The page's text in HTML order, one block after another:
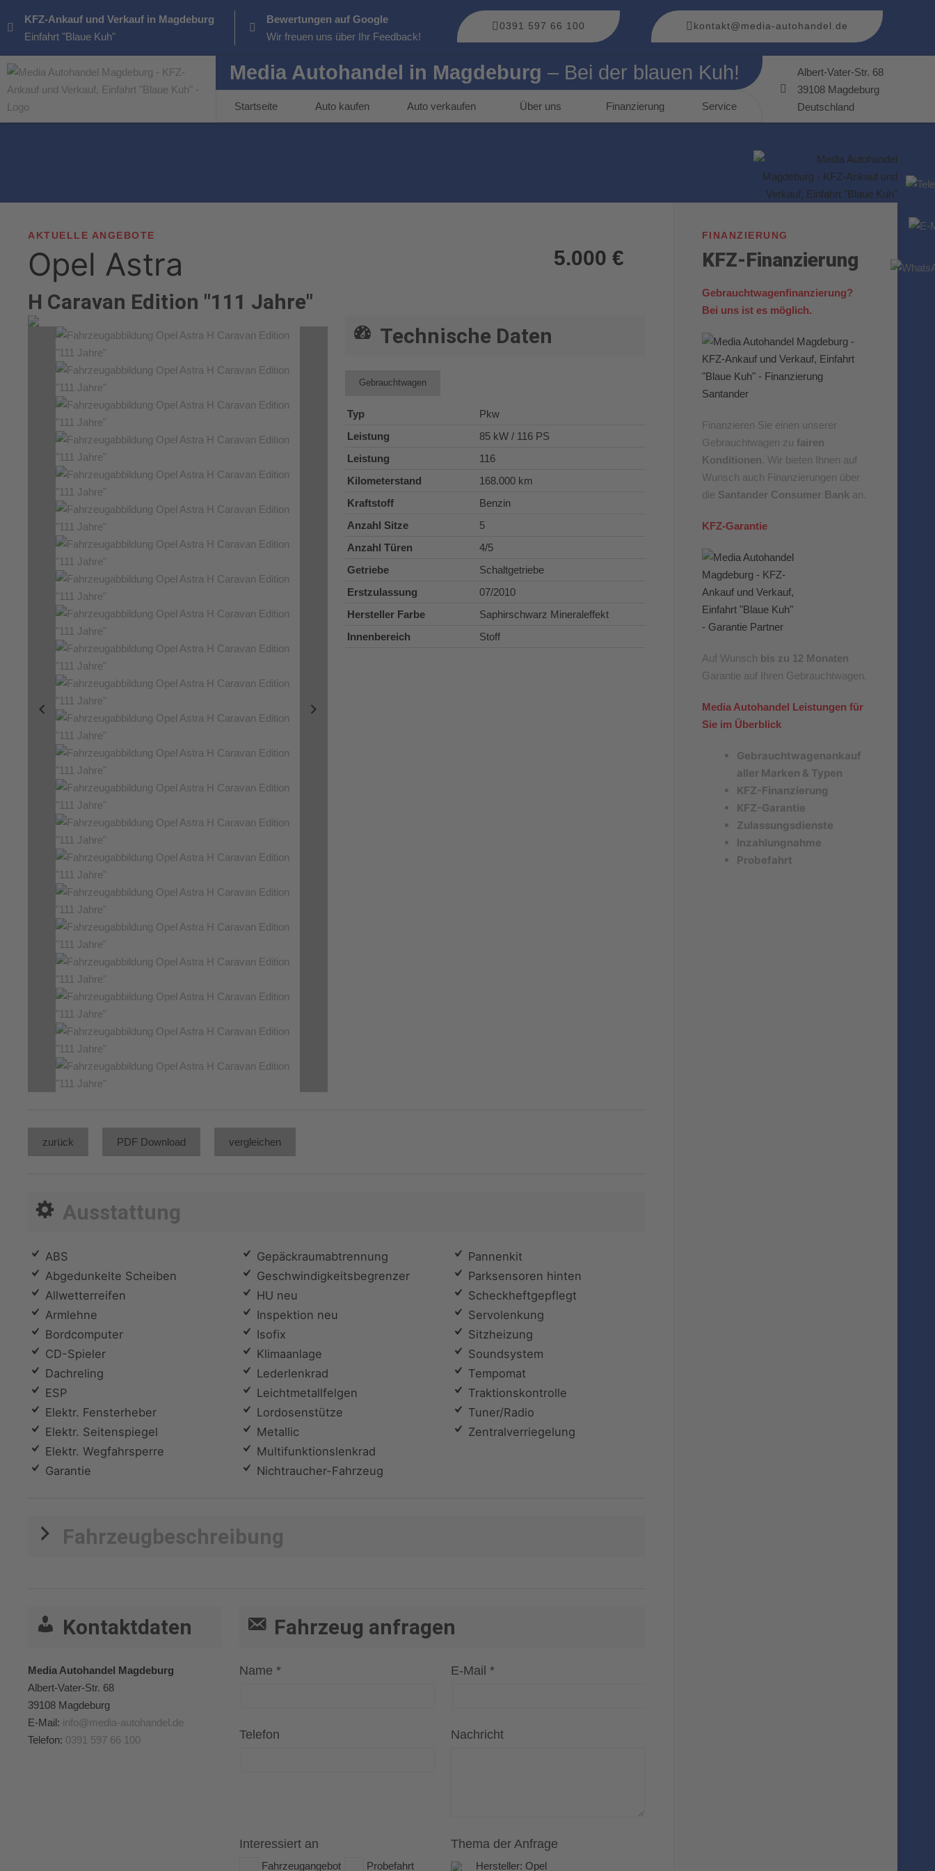
KFZ-Ankauf und Verkauf in Magdeburg
Einfahrt "Blaue Kuh"
Bewertungen auf Google
Wir freuen uns über Ihr Feedback!
0391 597 66 100 kontakt@media-autohandel.de
Media Autohandel in Magdeburg – Bei der blauen Kuh!
Startseite Auto kaufen Auto verkaufen Über uns Finanzierung Service
Albert-Vater-Str. 68
39108 Magdeburg
Deutschland
AKTUELLE ANGEBOTE
Opel Astra
H Caravan Edition "111 Jahre"
5.000 €
Technische Daten
Gebrauchtwagen
Typ
Pkw
Leistung
85 kW / 116 PS
Leistung
116
Kilometerstand
168.000 km
Kraftstoff
Benzin
Anzahl Sitze
5
Anzahl Türen
4/5
Getriebe
Schaltgetriebe
Erstzulassung
07/2010
Hersteller Farbe
Saphirschwarz Mineraleffekt
Innenbereich
Stoff
zurück PDF Download vergleichen
Ausstattung
ABS
Abgedunkelte Scheiben
Allwetterreifen
Armlehne
Bordcomputer
CD-Spieler
Dachreling
ESP
Elektr. Fensterheber
Elektr. Seitenspiegel
Elektr. Wegfahrsperre
Garantie
Gepäckraumabtrennung
Geschwindigkeitsbegrenzer
HU neu
Inspektion neu
Isofix
Klimaanlage
Lederlenkrad
Leichtmetallfelgen
Lordosenstütze
Metallic
Multifunktionslenkrad
Nichtraucher-Fahrzeug
Pannenkit
Parksensoren hinten
Scheckheftgepflegt
Servolenkung
Sitzheizung
Soundsystem
Tempomat
Traktionskontrolle
Tuner/Radio
Zentralverriegelung
Fahrzeugbeschreibung
Kontaktdaten
Media Autohandel Magdeburg
Albert-Vater-Str. 68
39108 Magdeburg
E-Mail: info@media-autohandel.de
Telefon: 0391 597 66 100
Fahrzeug anfragen
Name * E-Mail *
Telefon Nachricht
Interessiert an
Fahrzeugangebot Probefahrt
Thema der Anfrage
Hersteller: Opel
FINANZIERUNG
KFZ-Finanzierung
Gebrauchtwagenfinanzierung?
Bei uns ist es möglich.
Finanzieren Sie einen unserer
Gebrauchtwagen zu fairen
Konditionen . Wir bieten Ihnen auf
Wunsch auch Finanzierungen über
die Santander Consumer Bank an.
KFZ-Garantie
Auf Wunsch bis zu 12 Monaten
Garantie auf Ihren Gebrauchtwagen.
Media Autohandel Leistungen für
Sie im Überblick
Gebrauchtwagenankauf
aller Marken & Typen
KFZ-Finanzierung
KFZ-Garantie
Zulassungsdienste
Inzahlungnahme
Probefahrt